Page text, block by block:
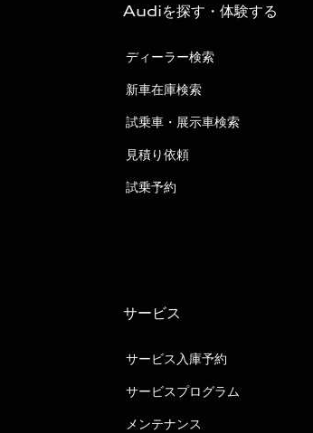
Audiを探す・体験する
ディーラー検索
新車在庫検索
試乗車・展示車検索
見積り依頼
試乗予約
サービス
サービス入庫予約
サービスプログラム
メンテナンス